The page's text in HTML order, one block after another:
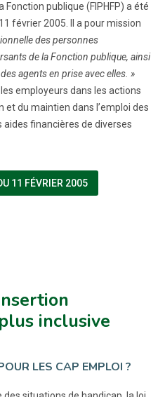
publique (FIPHFP) a été
février 2005. Il a pour mission
des personnes
de la Fonction publique, ainsi
agents en prise avec elles. »
employeurs dans les actions
et du maintien dans l’emploi des
financières de diverses
11 FÉVRIER 2005(NOUVELLE
inclusive
LES CAP EMPLOI ?